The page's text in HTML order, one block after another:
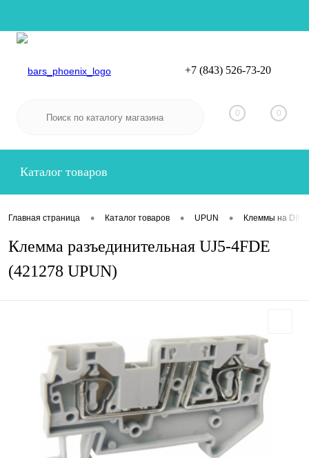
Вход
+7 (843) 526-73-20
0 0
Каталог товаров
Главная страница • Каталог товаров • UPUN • Клеммы на DIN-
Клемма разъединительная UJ5-4FDE
(421278 UPUN)